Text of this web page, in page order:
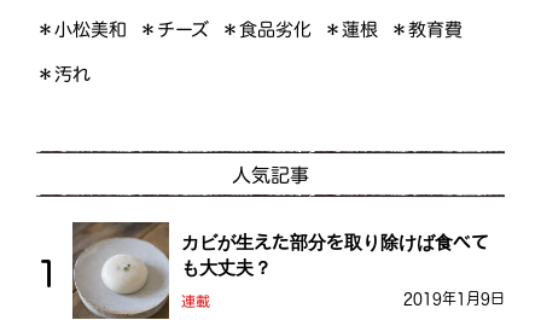
＊小松美和 ＊チーズ ＊食品劣化 ＊蓮根 ＊教育費
＊汚れ
人気記事
カビが生えた部分を取り除けば食べて
も大丈夫？
連載 2019年1月9日